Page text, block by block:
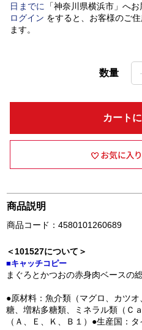
日 までに 「神奈川県横浜市」 へお
ログイン をすると、お客様のご
ます。
数量
カート
商品説明
商品コード：4580101260689
＜101527について＞
■キャッチコピー
まぐろとかつおの赤身肉ベースの
●原材料：魚介類（マグロ、カツ
糖、増粘多糖類、ミネラル類（Ｃ
（Ａ、Ｅ、Ｋ、Ｂ１）●生産国：タ